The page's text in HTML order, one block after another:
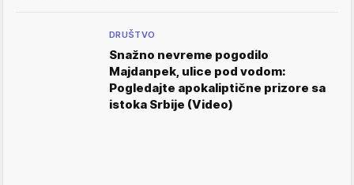
DRUŠTVO
Snažno nevreme pogodilo
Majdanpek, ulice pod vodom:
Pogledajte apokaliptične prizore sa
istoka Srbije (Video)